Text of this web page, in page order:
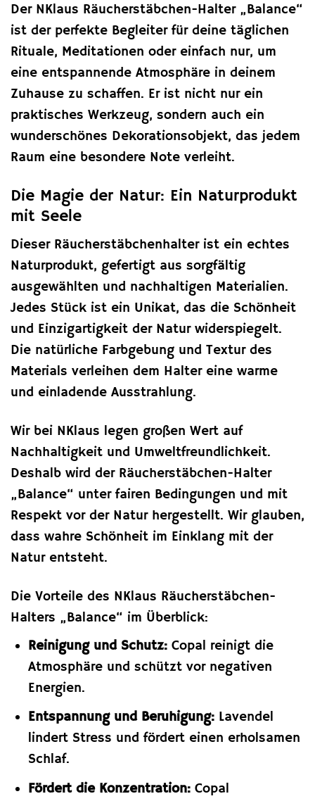
Der NKlaus Räucherstäbchen-Halter „Balance“
ist der perfekte Begleiter für deine täglichen
Rituale, Meditationen oder einfach nur, um
eine entspannende Atmosphäre in deinem
Zuhause zu schaffen. Er ist nicht nur ein
praktisches Werkzeug, sondern auch ein
wunderschönes Dekorationsobjekt, das jedem
Raum eine besondere Note verleiht.
Die Magie der Natur: Ein Naturprodukt
mit Seele
Dieser Räucherstäbchenhalter ist ein echtes
Naturprodukt, gefertigt aus sorgfältig
ausgewählten und nachhaltigen Materialien.
Jedes Stück ist ein Unikat, das die Schönheit
und Einzigartigkeit der Natur widerspiegelt.
Die natürliche Farbgebung und Textur des
Materials verleihen dem Halter eine warme
und einladende Ausstrahlung.
Wir bei NKlaus legen großen Wert auf
Nachhaltigkeit und Umweltfreundlichkeit.
Deshalb wird der Räucherstäbchen-Halter
„Balance“ unter fairen Bedingungen und mit
Respekt vor der Natur hergestellt. Wir glauben,
dass wahre Schönheit im Einklang mit der
Natur entsteht.
Die Vorteile des NKlaus Räucherstäbchen-
Halters „Balance“ im Überblick:
Reinigung und Schutz:Copal reinigt die
Atmosphäre und schützt vor negativen
Energien.
Entspannung und Beruhigung:Lavendel
lindert Stress und fördert einen erholsamen
Schlaf.
Fördert die Konzentration:Copal